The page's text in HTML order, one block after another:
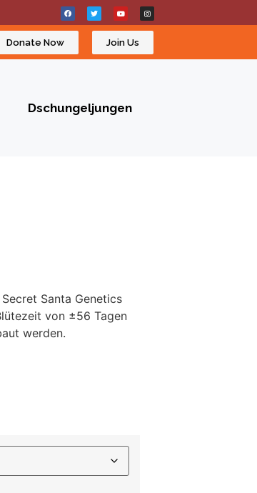
Donate Now Join Us
Dschungeljungen
Santa Genetics
von ±56 Tagen
werden.